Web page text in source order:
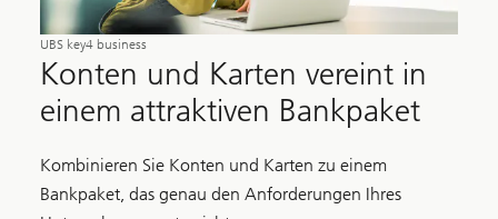
UBS key4 business
Konten und Karten vereint in
einem attraktiven Bankpaket
Kombinieren Sie Konten und Karten zu einem
Bankpaket, das genau den Anforderungen Ihres